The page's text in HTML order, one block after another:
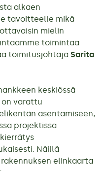
alkaen
tavoitteelle mikä
mielin
toimintaa
toimitusjohtaja Sarita
keskiössä
varattu
asentamiseen,
projektissa
Näillä
elinkaarta